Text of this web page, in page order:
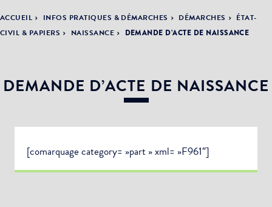
PRATIQUES &
DÉMARCHES
ACTUALITÉS &
ÉVÈNEMENTS
LA VILLE
DÉMOCRATIE
PARTICIPATIVE
ACCUEIL INFOS PRATIQUES & DÉMARCHES DÉMARCHES
ÉTAT-
CIVIL & PAPIERS
NAISSANCE DEMANDE D’ACTE DE NAISSANCE
DEMANDE D’ACTE DE NAISSANCE
[comarquage category= »part » xml= »F961″]